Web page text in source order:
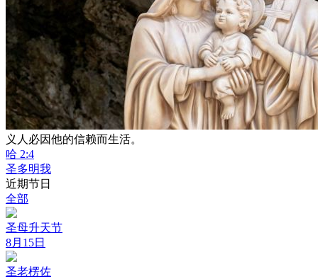
义人必因他的信赖而生活。
哈 2:4
圣多明我
近期节日
全部
圣母升天节
8月15日
圣老楞佐